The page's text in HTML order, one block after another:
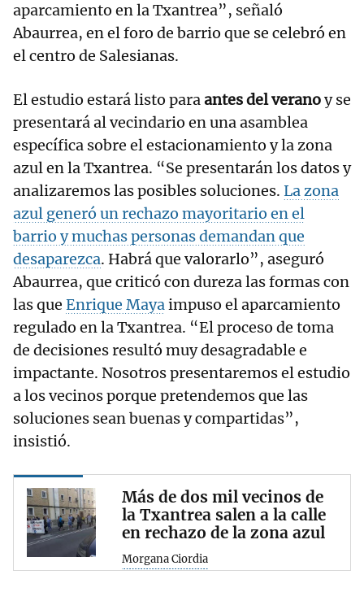
aparcamiento en la Txantrea”, señaló
Abaurrea, en el foro de barrio que se celebró en
el centro de Salesianas.
El estudio estará listo paraantes del veranoy se
presentará al vecindario en una asamblea
específica sobre el estacionamiento y la zona
azul en la Txantrea. “Se presentarán los datos y
analizaremos las posibles soluciones. La zona
azul generó un rechazo mayoritario en el
barrio y muchas personas demandan que
desaparezca. Habrá que valorarlo”, aseguró
Abaurrea, que criticó con dureza las formas con
las que Enrique Mayaimpuso el aparcamiento
regulado en la Txantrea. “El proceso de toma
de decisiones resultó muy desagradable e
impactante. Nosotros presentaremos el estudio
a los vecinos porque pretendemos que las
soluciones sean buenas y compartidas”,
insistió.
Más de dos mil vecinos de
la Txantrea salen a la calle
en rechazo de la zona azul
Morgana Ciordia